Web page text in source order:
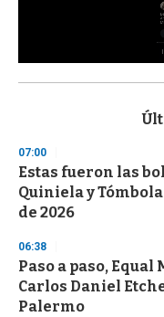
s
d
s
o
f
3
s
e
c
o
n
07:00
Estas fueron las
Quiniela y
de 2026
06:38
Paso a paso, Equal
Carlos Daniel
Palermo